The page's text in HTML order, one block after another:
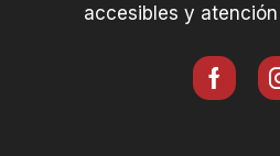
accesibles y